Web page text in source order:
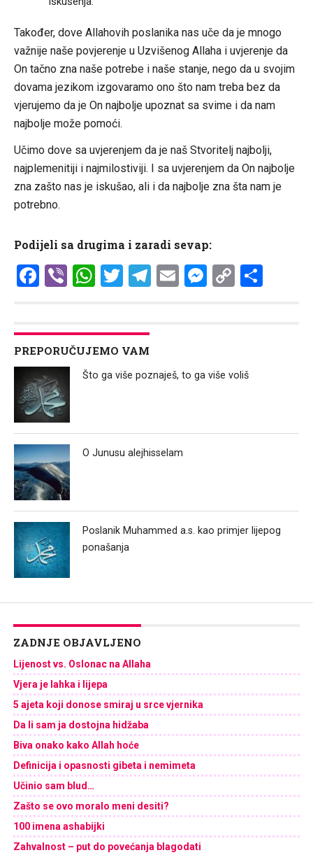
Također, dove Allahovih poslanika nas uče da je mnogo
važnije naše povjerenje u Uzvišenog Allaha i uvjerenje da
On tačno zna naše potrebe i naše stanje, nego da u svojim
dovama jezikom izgovaramo ono što nam treba bez da
vjerujemo da je On najbolje upoznat sa svime i da nam
najbolje može pomoći.
Učimo dove sa uvjerenjem da je naš Stvoritelj najbolji,
najplemenitiji i najmilostiviji. I sa uvjerenjem da On najbolje
zna zašto nas je iskušao, ali i da najbolje zna šta nam je
potrebno.
Podijeli sa drugima i zaradi sevap:
Facebook
ViberWhatsApp
Twitter
Telegram
EmailCopy
PREPORUČUJEMO VAM
Što ga više poznaješ, to ga više voliš
O Junusu alejhisselam
Poslanik Muhammed a.s. kao primjer lijepog
ponašanja
ZADNJE OBJAVLJENO
Lijenost vs. Oslonac na Allaha
Vjera je lahka i lijepa
5 ajeta koji donose smiraj u srce vjernika
Da li sam ja dostojna hidžaba
Biva onako kako Allah hoće
Definicija i opasnosti gibeta i nemimeta
Učinio sam blud…
Zašto se ovo moralo meni desiti?
100 imena ashabijki
Zahvalnost – put do povećanja blagodati